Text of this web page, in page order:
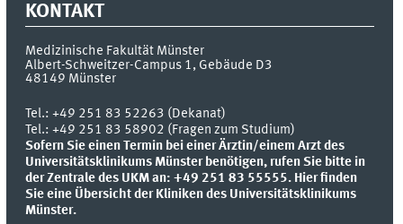
KONTAKT
Medizinische Fakultät Münster
Albert-Schweitzer-Campus 1, Gebäude D3
48149 Münster
Tel.:+49 251 83 52263 (Dekanat)
Tel.: +49 251 83 58902 (Fragen zum Studium)
Sofern Sie einen Termin bei einer Ärztin/einem Arzt des
Universitätsklinikums Münster benötigen, rufen Sie bitte in
der Zentrale des UKM an: +49 251 83 55555. Hier finden
Sie eine Übersicht der Kliniken des Universitätsklinikums
Münster.